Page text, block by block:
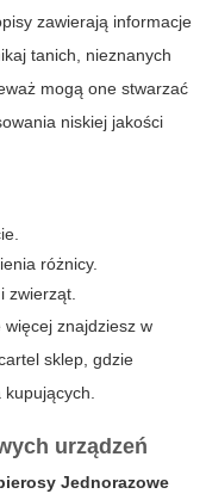
zawierają informacje
tanich, nieznanych
mogą one stwarzać
niskiej jakości
różnicy.
zwierząt.
znajdziesz w
sklep, gdzie
urządzeń
Jednorazowe